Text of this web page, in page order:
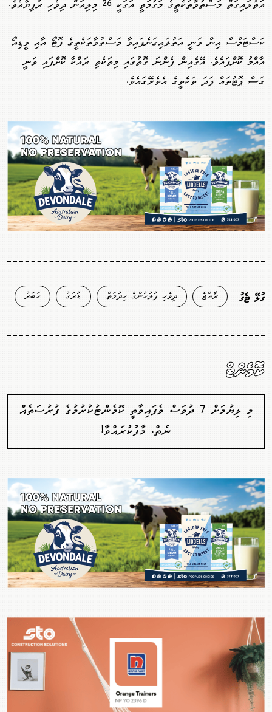
އަތުލައިގަތް މަސްތުވާތަކެތީގެ މަގުމަތީ އަގަކީ 26 މިލިއަން ދިވެހި ރުފިޔާއެވެ.
ކަސްޓަމްސް އިން ވަނީ އަތުލައިގަނެފައިވާ މަސްތުވާތަކެތީގެ ފޮޓޯ އާއި ވީޑިއޯ
އާއްމު ކޮށްފައެވެ. އޭގެއިން ފެންނަ ގޮތުގައި މިތަކެތި ރައްކާ ކޮށްފައި ވަނީ
ގަސް ޕޮޓުތައް ފަދަ ތަކެތީގެ އެތެރޭގައެވެ.
ގުޅޭ ޓެގު ރާއްޖެ ދިވެހި ފުލުހުންގެ ހިދުމަތް ޑުރަގު ޚަބަރު
ކޮމެންޓް
މި ލިޔުމަށް 7 ދުވަސް ވެފައިވާތީ ކޮމެންޓުކުރުމުގެ ފުރުސަތެއް
ނެތް. މާފުކުރައްވާ!